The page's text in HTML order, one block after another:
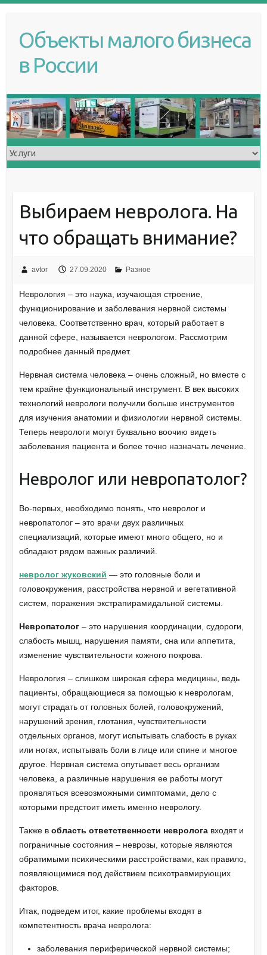
Объекты малого бизнеса
в России
Выбираем невролога. На
что обращать внимание?
avtor 27.09.2020 Разное
Неврология – это наука, изучающая строение,
функционирование и заболевания нервной системы
человека. Соответственно врач, который работает в
данной сфере, называется неврологом. Рассмотрим
подробнее данный предмет.
Нервная система человека – очень сложный, но вместе с
тем крайне функциональный инструмент. В век высоких
технологий неврологи получили больше инструментов
для изучения анатомии и физиологии нервной системы.
Теперь неврологи могут буквально воочию видеть
заболевания пациента и более точно назначать лечение.
Невролог или невропатолог?
Во-первых, необходимо понять, что невролог и
невропатолог – это врачи двух различных
специализаций, которые имеют много общего, но и
обладают рядом важных различий.
невролог жуковский — это головные боли и
головокружения, расстройства нервной и вегетативной
систем, поражения экстрапирамидальной системы.
Невропатолог– это нарушения координации, судороги,
слабость мышц, нарушения памяти, сна или аппетита,
изменение чувствительности кожного покрова.
Неврология – слишком широкая сфера медицины, ведь
пациенты, обращающиеся за помощью к неврологам,
могут страдать от головных болей, головокружений,
нарушений зрения, глотания, чувствительности
отдельных органов, могут испытывать слабость в руках
или ногах, испытывать боли в лице или спине и многое
другое. Нервная система опутывает весь организм
человека, а различные нарушения ее работы могут
проявляться всевозможными симптомами, дело с
которыми предстоит иметь именно неврологу.
Также в область ответственности неврологавходят и
пограничные состояния – неврозы, которые являются
обратимыми психическими расстройствами, как правило,
появляющимися под действием психотравмирующих
факторов.
Итак, подведем итог, какие проблемы входят в
компетентность врача невролога:
заболевания периферической нервной системы;